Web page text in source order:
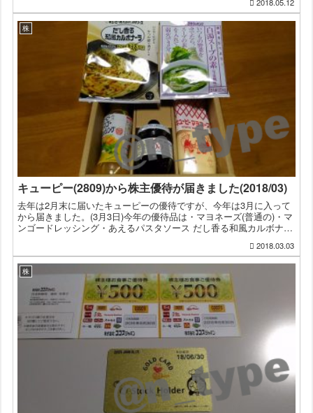
2018.05.12
株
キューピー(2809)から株主優待が届きました(2018/03)
去年は2月末に届いたキューピーの優待ですが、今年は3月に入って
から届きました。(3月3日)今年の優待品は・マヨネーズ(普通の)・マ
ンゴードレッシング・あえるパスタソース だし香る和風カルボナー
2018.03.03
株